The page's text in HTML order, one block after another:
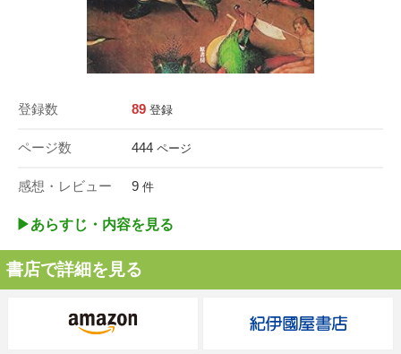
登録数 89 登録
ページ数 444 ページ
感想・レビュー 9 件
▶︎あらすじ・内容を見る
書店で詳細を見る